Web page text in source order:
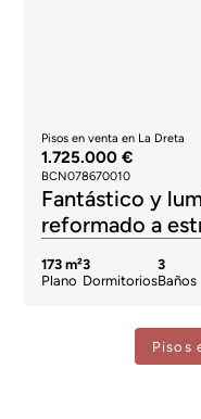
Pisos en venta en La Dreta
1.725.000 €
BCN078670010
Fantástico y
reformado a
173 m²
Plano
3
Dormitorios
3
Baños
Pisos